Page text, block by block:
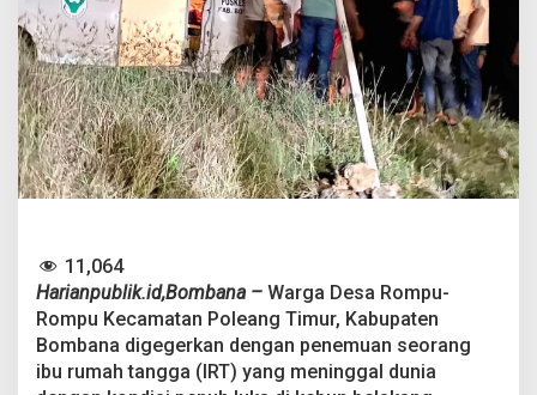
n
T
e
w
a
s
d
i
K
n
D
i
d
11,064
Harianpublik.id,Bombana – Warga Desa Rompu-
Rompu Kecamatan Poleang Timur, Kabupaten
Bombana digegerkan dengan penemuan seorang
ibu rumah tangga (IRT) yang meninggal dunia